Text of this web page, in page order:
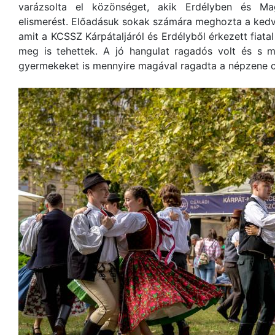
varázsolta el közönséget, akik Erdélyben és
elismerést. Előadásuk sokak számára meghozta a
amit a KCSSZ Kárpátaljáról és Erdélyből érkezett
meg is tehettek. A jó hangulat ragadós volt és s
gyermekeket is mennyire magával ragadta a népzene